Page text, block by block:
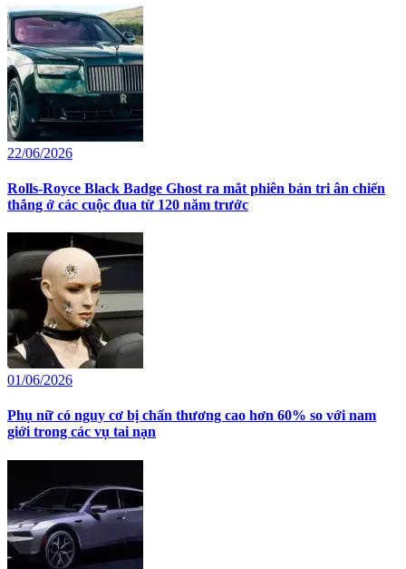
22/06/2026
Rolls-Royce Black Badge Ghost ra mắt phiên bản tri ân chiến
thắng ở các cuộc đua từ 120 năm trước
01/06/2026
Phụ nữ có nguy cơ bị chấn thương cao hơn 60% so với nam
giới trong các vụ tai nạn